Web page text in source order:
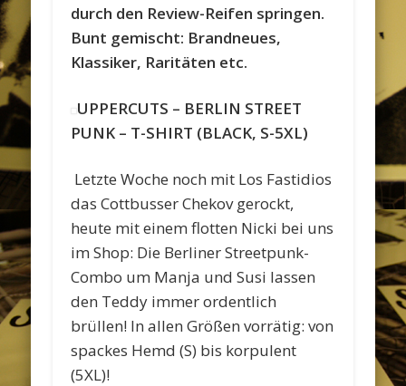
durch den Review-Reifen springen.
Bunt gemischt: Brandneues,
Klassiker, Raritäten etc.
UPPERCUTS – BERLIN STREET
PUNK – T-SHIRT (BLACK, S-5XL)
Letzte Woche noch mit Los Fastidios
das Cottbusser Chekov gerockt,
heute mit einem flotten Nicki bei uns
im Shop: Die Berliner Streetpunk-
Combo um Manja und Susi lassen
den Teddy immer ordentlich
brüllen! In allen Größen vorrätig: von
spackes Hemd (S) bis korpulent
(5XL)!